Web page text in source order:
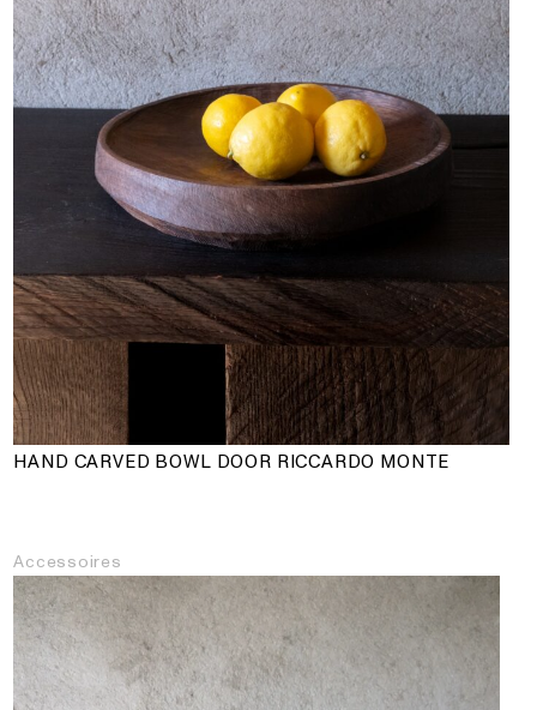
HAND CARVED BOWL DOOR RICCARDO MONTE
Accessoires